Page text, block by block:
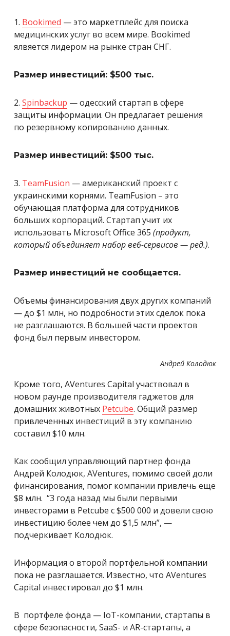
1. Bookimed — это маркетплейс для поиска
медицинских услуг во всем мире. Bookimed
ялвяется лидером на рынке стран СНГ.
Размер инвестиций: $500 тыс.
2. Spinbackup — одесский стартап в сфере
защиты информации. Он предлагает решения
по резервному копированию данных.
Размер инвестиций: $500 тыс.
3. TeamFusion — американский проект с
украинскими корнями. TeamFusion – это
обучающая платформа для сотрудников
больших корпораций. Стартап учит их
использовать Microsoft Office 365 (продукт,
который объединяет набор веб-сервисов — ред.).
Размер инвестиций не сообщается.
Объемы финансирования двух других компаний
— до $1 млн, но подробности этих сделок пока
не разглашаются. В большей части проектов
фонд был первым инвестором.
Андрей Колодюк
Кроме того, AVentures Capital участвовал в
новом раунде производителя гаджетов для
домашних животных Petcube. Общий размер
привлеченных инвестиций в эту компанию
составил $10 млн.
Как сообщил управляющий партнер фонда
Андрей Колодюк, AVentures, помимо своей доли
финансирования, помог компании привлечь еще
$8 млн. “3 года назад мы были первыми
инвесторами в Petcube с $500 000 и довели свою
инвестицию более чем до $1,5 млн”, —
подчеркивает Колодюк.
Информация о второй портфельной компании
пока не разглашается. Известно, что AVentures
Capital инвестировал до $1 млн.
В портфеле фонда — IoT-компании, стартапы в
сфере безопасности, SaaS- и AR-стартапы, а